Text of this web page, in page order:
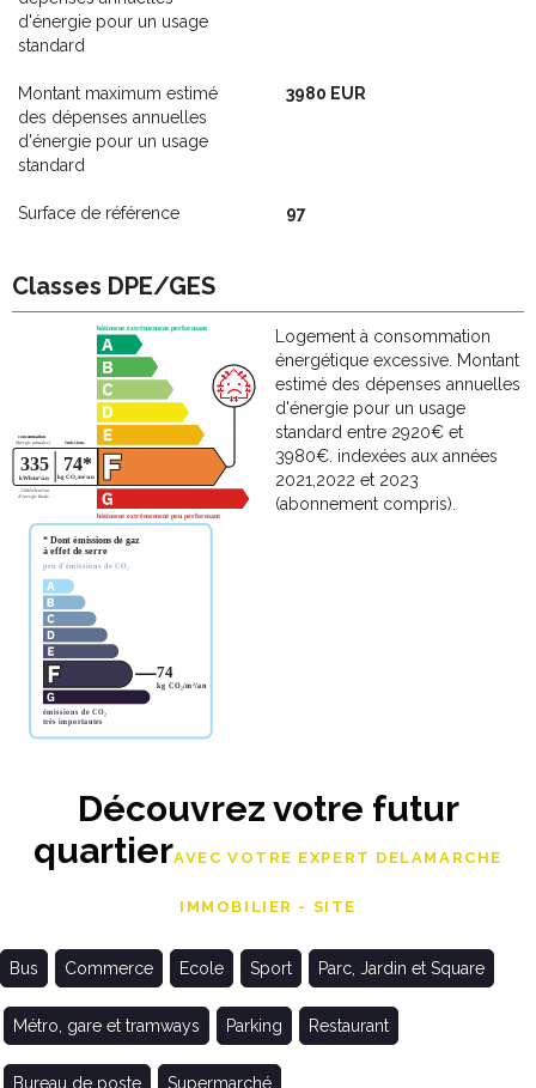
d'énergie pour un usage
standard
Montant maximum estimé
des dépenses annuelles
d'énergie pour un usage
standard
3980 EUR
Surface de référence 97
Classes DPE/GES
Logement à consommation
énergétique excessive. Montant
estimé des dépenses annuelles
d'énergie pour un usage
standard entre 2920€ et
3980€. indexées aux années
2021,2022 et 2023
(abonnement compris).
Découvrez votre futur
quartierAVEC VOTRE EXPERT DELAMARCHE
IMMOBILIER - SITE
Bus Commerce Ecole Sport Parc, Jardin et Square
Métro, gare et tramways Parking Restaurant
Bureau de poste Supermarché